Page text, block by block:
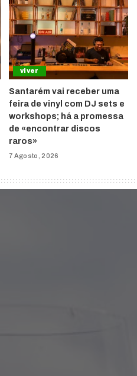
viver
Santarém vai receber uma
feira de vinyl com DJ sets e
workshops; há a promessa
de «encontrar discos
raros»
7 Agosto, 2026